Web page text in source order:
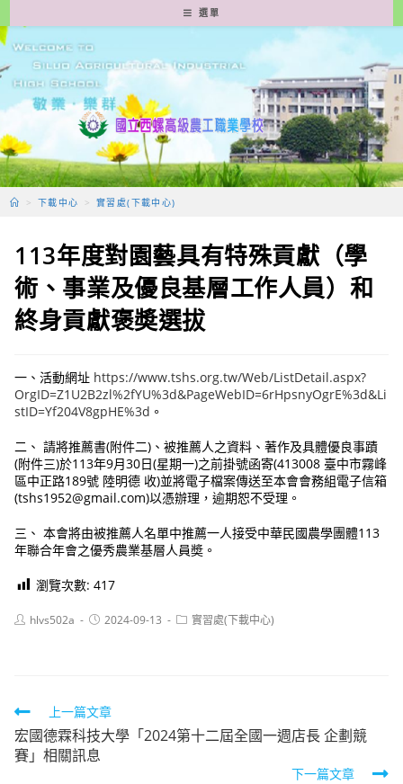
轉
至
要
容
選單
> 下載中心 > 實習處(下載中心)
113年度對園藝具有特殊貢獻（學
術、事業及優良基層工作人員）和
終身貢獻褒奬選拔
一、活動網址 https://www.tshs.org.tw/Web/ListDetail.aspx?
OrgID=Z1U2B2zl%2fYU%3d&PageWebID=6rHpsnyOgrE%3d&Li
stID=Yf204V8gpHE%3d 。
二、 請將推薦書(附件二)、被推薦人之資料、著作及具體優良事蹟
(附件三)於113年9月30日(星期一)之前掛號函寄(413008 臺中市霧峰
區中正路189號 陸明德 收)並將電子檔案傳送至本會會務組電子信箱
(tshs1952@gmail.com)以憑辦理，逾期恕不受理。
三、 本會將由被推薦人名單中推薦一人接受中華民國農學團體113
年聯合年會之優秀農業基層人員奬。
瀏覽次數: 417
Posthlvs502a
Post2024-09-13
Post實習處(下載中心)
Read
more
articles
上一篇文章
宏國德霖科技大學「2024第十二屆全國一週店長 企劃競
賽」相關訊息
下一篇文章